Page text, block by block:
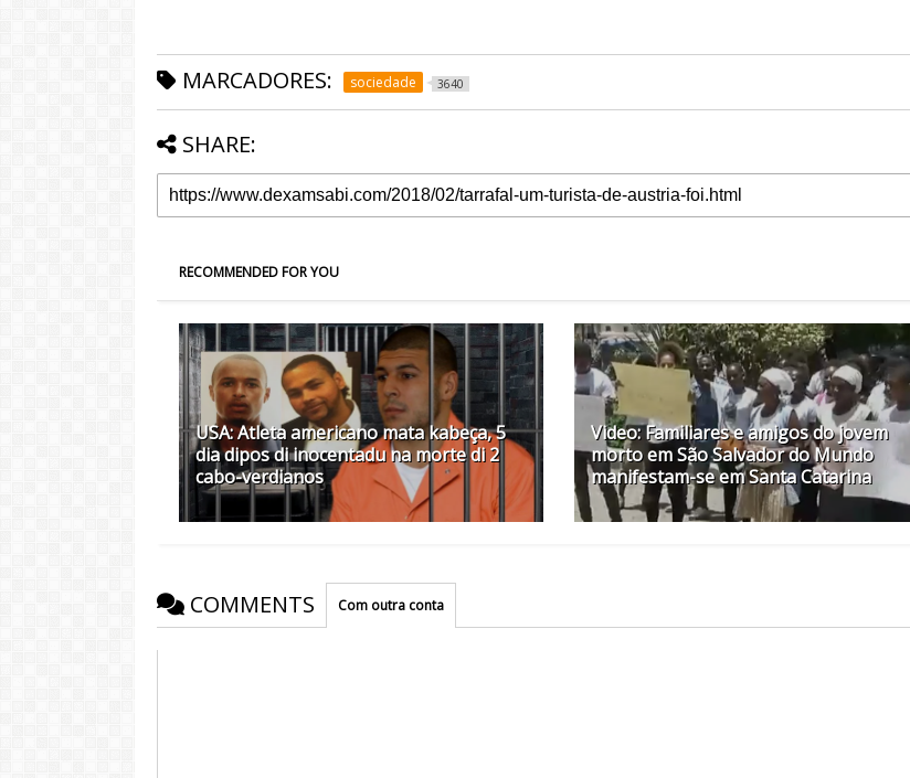
MARCADORES: sociedade 3640
SHARE:
RECOMMENDED FOR YOU
USA: Atleta americano mata kabeça, 5
dia dipos di inocentadu na morte di 2
cabo-verdianos
Video: Familiares e amigos do jovem
morto em São Salvador do Mundo
manifestam-se em Santa Catarina
COMMENTS Com outra conta